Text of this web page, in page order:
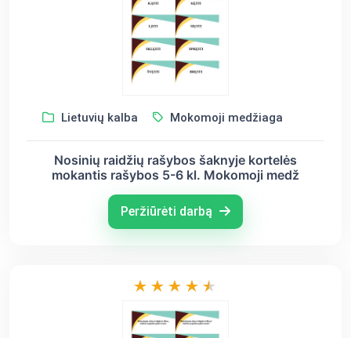
Lietuvių kalba Mokomoji medžiaga
Nosinių raidžių rašybos šaknyje kortelės
mokantis rašybos 5-6 kl. Mokomoji medž
Peržiūrėti darbą